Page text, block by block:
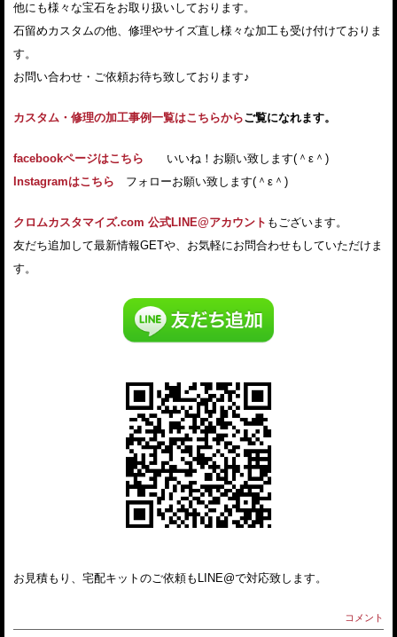
他にも様々な宝石をお取り扱いしております。
石留めカスタムの他、修理やサイズ直し様々な加工も受け付けておりま
す。
お問い合わせ・ご依頼お待ち致しております♪
カスタム・修理の加工事例一覧はこちらからご覧になれます。
facebookページはこちら いいね！お願い致します(＾ε＾)
Instagramはこちら フォローお願い致します(＾ε＾)
クロムカスタマイズ.com 公式LINE@アカウント もございます。
友だち追加して最新情報GETや、お気軽にお問合わせもしていただけま
す。
お見積もり、宅配キットのご依頼もLINE@で対応致します。
コメント